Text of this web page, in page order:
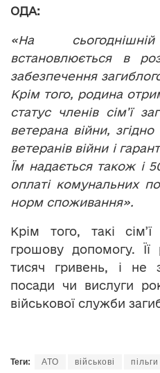
ОДА:
«На
встановлюється в
забезпечення
Крім того, родина
статус членів сім’ї
ветерана війни,
ветеранів війни і
Їм надається також і
оплаті комунальних
норм споживання».
Крім того, такі
грошову допомогу.
тисяч гривень, і не
посади чи вислуги
військової служби
Теги: АТО військові пільги